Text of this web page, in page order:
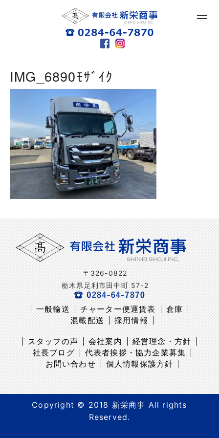
IMG_6890ﾓｻﾞｲｸ
〒326-0822
栃木県足利市田中町 57-2
一般輸送 チャーター便運賃表
倉庫
混載配送
採用情報
スタッフの声 会社案内
経営理念・方針
社長ブログ
代表者挨拶・協力企業募集
お問い合わせ
個人情報保護方針
Copyright © 2018 新栄商事 All rights
Reserved.